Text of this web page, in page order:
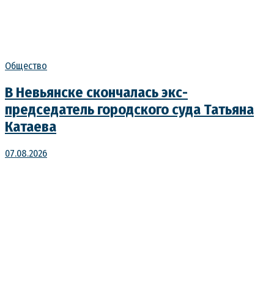
Общество
В Невьянске скончалась экс-
председатель городского суда Татьяна
Катаева
07.08.2026